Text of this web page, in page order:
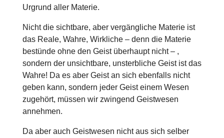
Urgrund aller Materie.
Nicht die sichtbare, aber vergängliche Materie ist
das Reale, Wahre, Wirkliche – denn die Materie
bestünde ohne den Geist überhaupt nicht – ,
sondern der unsichtbare, unsterbliche Geist ist das
Wahre! Da es aber Geist an sich ebenfalls nicht
geben kann, sondern jeder Geist einem Wesen
zugehört, müssen wir zwingend Geistwesen
annehmen.
Da aber auch Geistwesen nicht aus sich selber